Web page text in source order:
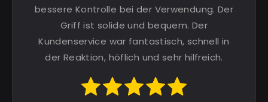
bessere Kontrolle bei der Verwendung. Der
Griff ist solide und bequem. Der
Kundenservice war fantastisch, schnell in
der Reaktion, höflich und sehr hilfreich.